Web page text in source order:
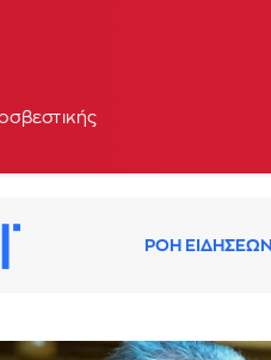
ΡΟΗ ΕΙΔΗΣΕΩΝ